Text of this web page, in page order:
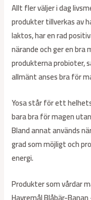
Allt fler väljer i dag
produkter tillverkas av
laktos, har en rad
närande och ger en
produkterna probioter,
allmänt anses bra för
Yosa står för ett
bara bra för magen
Bland annat används
grad som möjligt och
energi.
Produkter som vårdar